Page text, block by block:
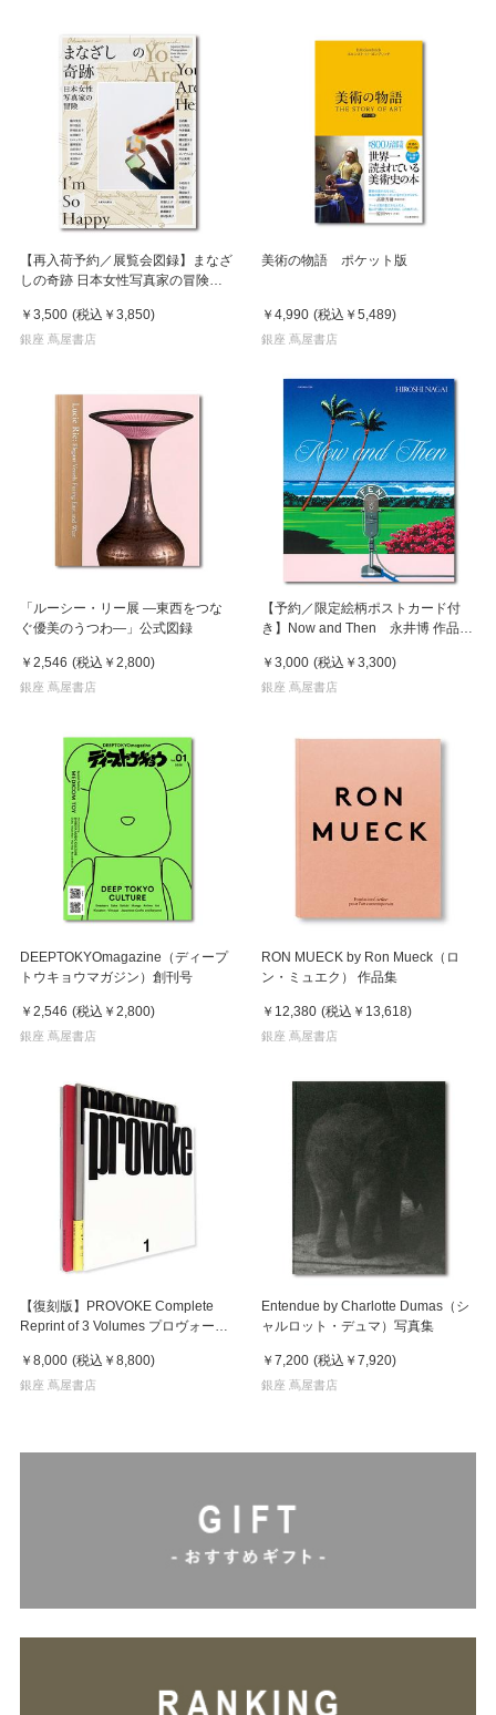
【再入荷予約／展覧会図録】まなざ
しの奇跡 日本女性写真家の冒険
￥3,500 (税込 ￥3,850)
銀座 蔦屋書店
美術の物語 ポケット版
￥4,990 (税込 ￥5,489)
銀座 蔦屋書店
「ルーシー・リー展 ―東西をつな
ぐ優美のうつわ―」公式図録
￥2,546 (税込 ￥2,800)
銀座 蔦屋書店
【予約／限定絵柄ポストカード付
き】Now and Then 永井博 作品
￥3,000 (税込 ￥3,300)
銀座 蔦屋書店
DEEPTOKYOmagazine（ディープ
トウキョウマガジン）創刊号
￥2,546 (税込 ￥2,800)
銀座 蔦屋書店
RON MUECK by Ron Mueck（ロ
ン・ミュエク） 作品集
￥12,380 (税込 ￥13,618)
銀座 蔦屋書店
【復刻版】PROVOKE Complete
Reprint of 3 Volumes プロヴォーク
￥8,000 (税込 ￥8,800)
銀座 蔦屋書店
Entendue by Charlotte Dumas（シ
ャルロット・デュマ）写真集
￥7,200 (税込 ￥7,920)
銀座 蔦屋書店